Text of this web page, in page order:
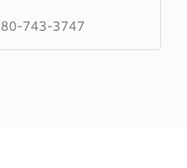
743-3747